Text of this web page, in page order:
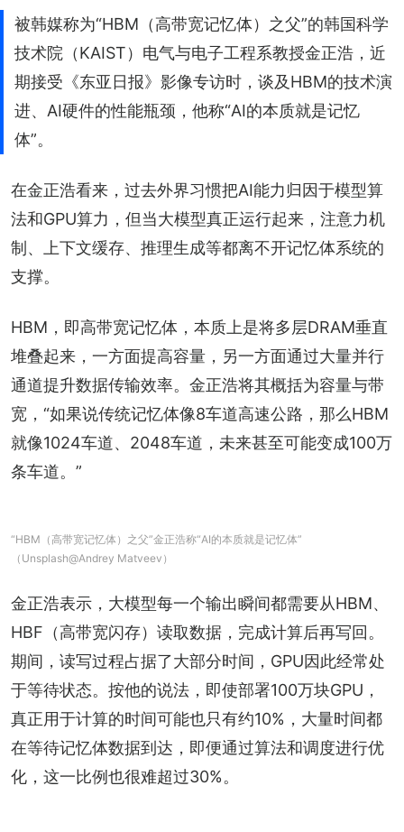
被韩媒称为“HBM（高带宽记忆体）之父”的韩国科学
技术院（KAIST）电气与电子工程系教授金正浩，近
期接受《东亚日报》影像专访时，谈及HBM的技术演
进、AI硬件的性能瓶颈，他称“AI的本质就是记忆
体”。
在金正浩看来，过去外界习惯把AI能力归因于模型算
法和GPU算力，但当大模型真正运行起来，注意力机
制、上下文缓存、推理生成等都离不开记忆体系统的
支撑。
HBM，即高带宽记忆体，本质上是将多层DRAM垂直
堆叠起来，一方面提高容量，另一方面通过大量并行
通道提升数据传输效率。金正浩将其概括为容量与带
宽，“如果说传统记忆体像8车道高速公路，那么HBM
就像1024车道、2048车道，未来甚至可能变成100万
条车道。”
“HBM（高带宽记忆体）之父”金正浩称“AI的本质就是记忆体”
（Unsplash@Andrey Matveev）
金正浩表示，大模型每一个输出瞬间都需要从HBM、
HBF（高带宽闪存）读取数据，完成计算后再写回。
期间，读写过程占据了大部分时间，GPU因此经常处
于等待状态。按他的说法，即使部署100万块GPU，
真正用于计算的时间可能也只有约10%，大量时间都
在等待记忆体数据到达，即便通过算法和调度进行优
化，这一比例也很难超过30%。